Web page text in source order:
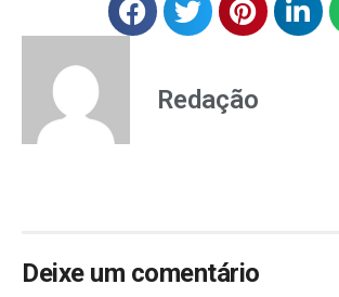
Redação
Deixe um comentário